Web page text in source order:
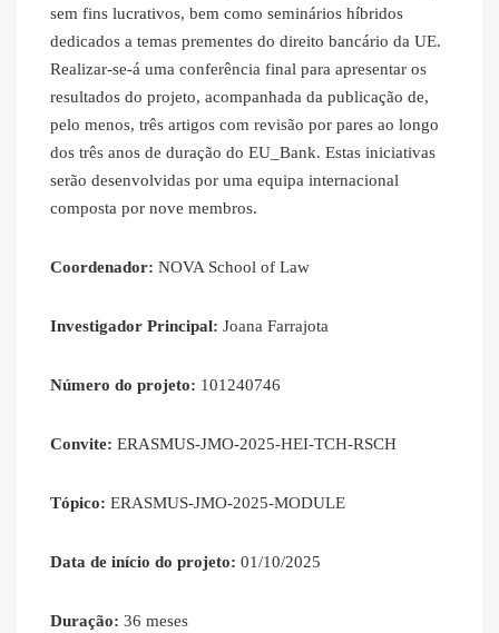
sem fins lucrativos, bem como seminários híbridos
dedicados a temas prementes do direito bancário da UE.
Realizar-se-á uma conferência final para apresentar os
resultados do projeto, acompanhada da publicação de,
pelo menos, três artigos com revisão por pares ao longo
dos três anos de duração do EU_Bank. Estas iniciativas
serão desenvolvidas por uma equipa internacional
composta por nove membros.
Coordenador: NOVA School of Law
Investigador Principal: Joana Farrajota
Número do projeto: 101240746
Convite: ERASMUS-JMO-2025-HEI-TCH-RSCH
Tópico: ERASMUS-JMO-2025-MODULE
Data de início do projeto: 01/10/2025
Duração: 36 meses